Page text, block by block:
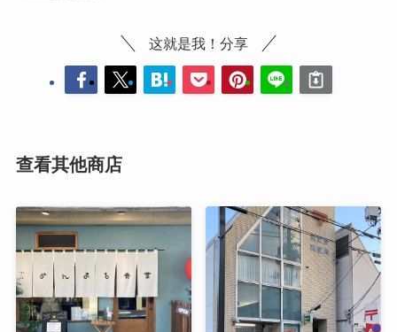
这就是我！分享
查看其他商店